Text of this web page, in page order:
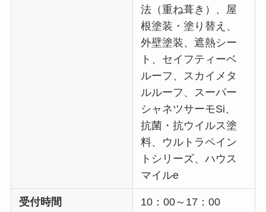
法（重ね葺き）、屋
根塗装・塗り替え、
外壁塗装、遮熱シー
ト、セイフティーベ
ルーフ、スカイメタ
ルルーフ、スーパー
シャネツサーモSi、
抗菌・抗ウイルス塗
料、ウルトラペイン
トシリーズ、ハウス
マイルe
受付時間
10：00～17：00